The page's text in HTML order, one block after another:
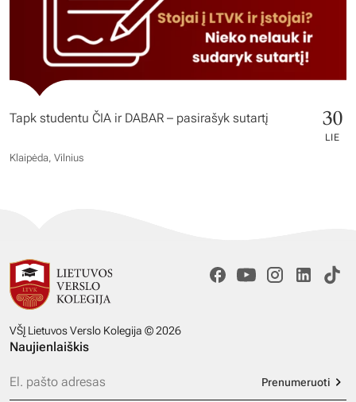
Tapk studentu ČIA ir DABAR – pasirašyk sutartį 30
LIE
Klaipėda, Vilnius
VŠĮ Lietuvos Verslo Kolegija © 2026
Naujienlaiškis
Prenumeruoti